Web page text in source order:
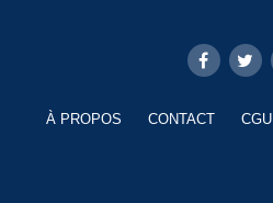
À PROPOS CONTACT CGU